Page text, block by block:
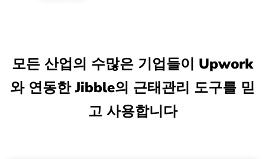
모든 산업의 수많은 기업들이 Upwork
와 연동한 Jibble의 근태관리 도구를 믿
고 사용합니다